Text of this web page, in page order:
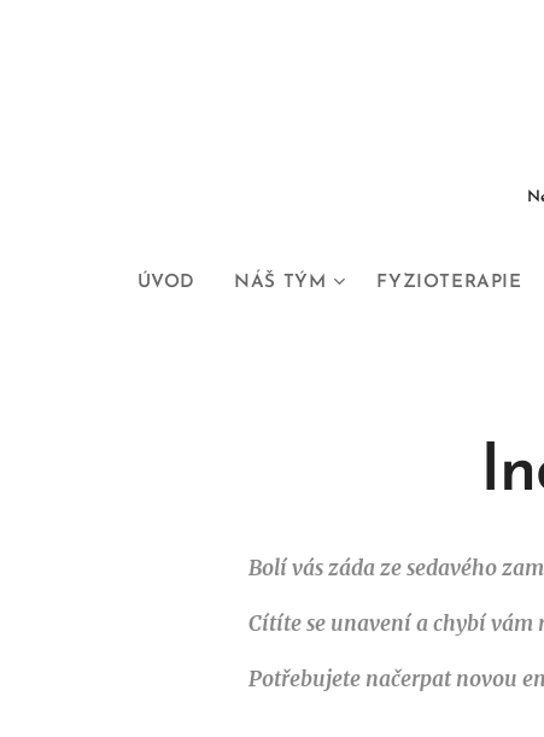
ÚVOD NÁŠ TÝM FYZIOTERAPIE
Bolí vás záda ze sedavého
Cítíte se unavení a chybí vám
Potřebujete načerpat novou